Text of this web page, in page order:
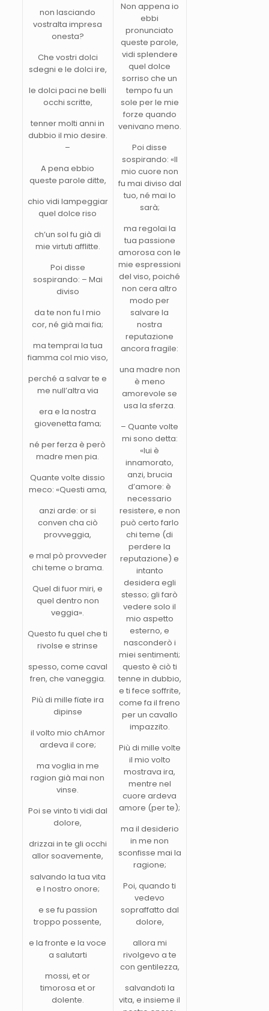
non lasciando
vostralta impresa
onesta?
Che vostri dolci
sdegni e le dolci ire,
le dolci paci ne belli
occhi scritte,
tenner molti anni in
dubbio il mio desire.
–
A pena ebbio
queste parole ditte,
chio vidi lampeggiar
quel dolce riso
ch’un sol fu già di
mie virtuti afflitte.
Poi disse
sospirando: – Mai
diviso
da te non fu l mio
cor, né già mai fia;
ma temprai la tua
fiamma col mio viso,
perché a salvar te e
me null’altra via
era e la nostra
giovenetta fama;
né per ferza è però
madre men pia.
Quante volte dissio
meco: «Questi ama,
anzi arde: or si
conven cha ciò
provveggia,
e mal pò provveder
chi teme o brama.
Quel di fuor miri, e
quel dentro non
veggia».
Questo fu quel che ti
rivolse e strinse
spesso, come caval
fren, che vaneggia.
Più di mille fïate ira
dipinse
il volto mio chAmor
ardeva il core;
ma voglia in me
ragion già mai non
vinse.
Poi se vinto ti vidi dal
dolore,
drizzai in te gli occhi
allor soavemente,
salvando la tua vita
e l nostro onore;
e se fu passïon
troppo possente,
e la fronte e la voce
a salutarti
mossi, et or
timorosa et or
dolente.
Non appena io
ebbi
pronunciato
queste parole,
vidi splendere
quel dolce
sorriso che un
tempo fu un
sole per le mie
forze quando
venivano meno.
Poi disse
sospirando: «Il
mio cuore non
fu mai diviso dal
tuo, né mai lo
sarà;
ma regolai la
tua passione
amorosa con le
mie espressioni
del viso, poiché
non cera altro
modo per
salvare la
nostra
reputazione
ancora fragile:
una madre non
è meno
amorevole se
usa la sferza.
– Quante volte
mi sono detta:
«lui è
innamorato,
anzi, brucia
d’amore: è
necessario
resistere, e non
può certo farlo
chi teme (di
perdere la
reputazione) e
intanto
desidera egli
stesso; gli farò
vedere solo il
mio aspetto
esterno, e
nasconderò i
miei sentimenti;
questo è ciò ti
tenne in dubbio,
e ti fece soffrite,
come fa il freno
per un cavallo
impazzito.
Più di mille volte
il mio volto
mostrava ira,
mentre nel
cuore ardeva
amore (per te);
ma il desiderio
in me non
sconfisse mai la
ragione;
Poi, quando ti
vedevo
sopraffatto dal
dolore,
allora mi
rivolgevo a te
con gentilezza,
salvandoti la
vita, e insieme il